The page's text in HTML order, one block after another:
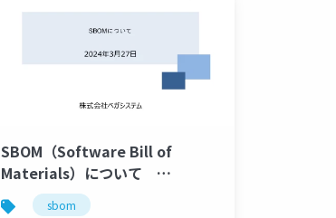
SBOM（Software Bill of
Materials）について
2024/03/27 技術勉強会発表資料
sbom